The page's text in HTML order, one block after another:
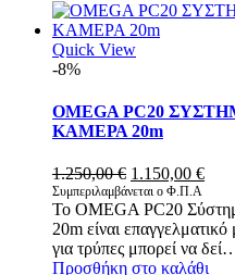
Quick View
-8%
OMEGA PC20
ΚΑΜΕΡΑ 20m
1.250,00€ Original
price
was:
1.250,00 €.
1.150,00 €Η
τιμή
Συμπεριλαμβάνεται ο Φ.Π.Α
Το OMEGA PC20
20m είναι
για τρύπες μπορεί να
Προσθήκη στο καλάθι